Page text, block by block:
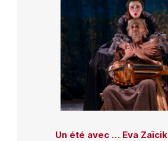
Un été avec … Eva Zaïcik